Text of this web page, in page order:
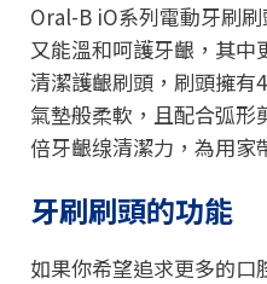
Oral-B iO系列電動牙刷
又能溫和呵護牙齦，其中
清潔護齦刷頭，刷頭擁有
氣墊般柔軟，且配合弧形
倍牙齦缐清潔力，為用家
牙刷刷頭的功能
如果你希望追求更多的口